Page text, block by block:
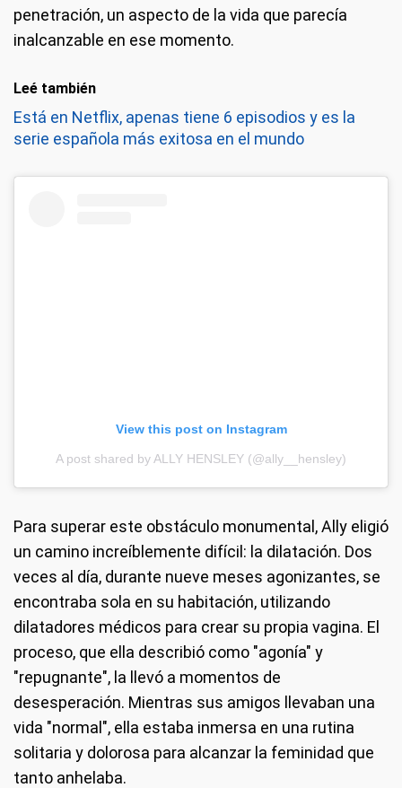
penetración, un aspecto de la vida que parecía
inalcanzable en ese momento.
Leé también
Está en Netflix, apenas tiene 6 episodios y es la
serie española más exitosa en el mundo
View this post on Instagram
A post shared by ALLY HENSLEY (@ally__hensley)
Para superar este obstáculo monumental, Ally eligió
un camino increíblemente difícil: la dilatación. Dos
veces al día, durante nueve meses agonizantes, se
encontraba sola en su habitación, utilizando
dilatadores médicos para crear su propia vagina. El
proceso, que ella describió como "agonía" y
"repugnante", la llevó a momentos de
desesperación. Mientras sus amigos llevaban una
vida "normal", ella estaba inmersa en una rutina
solitaria y dolorosa para alcanzar la feminidad que
tanto anhelaba.